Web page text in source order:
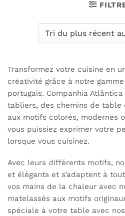
Transformez votre cuisine en
créativité grâce à notre
portugais. Companhia
tabliers, des chemins de table
aux motifs colorés, modernes
vous puissiez exprimer votre
lorsque vous cuisinez.
Avec leurs différents motifs,
et élégants et s’adaptent à
vos mains de la chaleur avec
matelassés aux motifs
spéciale à votre table avec